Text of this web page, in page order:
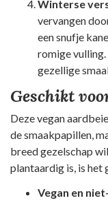
Winterse
vervangen
een snufje
romige
gezellige
Geschikt
Deze vegan
de smaakpapillen,
breed gezelschap
plantaardig is, is het
Vegan en